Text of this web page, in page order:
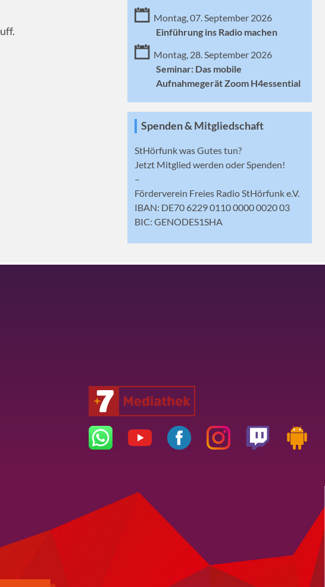
Montag, 07. September 2026
Einführung ins Radio machen
Montag, 28. September 2026
Seminar: Das mobile
Aufnahmegerät Zoom H4essential
Spenden & Mitgliedschaft
StHörfunk was Gutes tun?
Jetzt Mitglied werden oder Spenden!
–
Förderverein Freies Radio StHörfunk e.V.
IBAN: DE70 6229 0110 0000 0020 03
BIC: GENODES1SHA